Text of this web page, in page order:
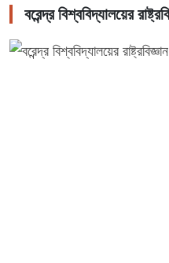
বরেন্দ্র বিশ্ববিদ্যালয়ের